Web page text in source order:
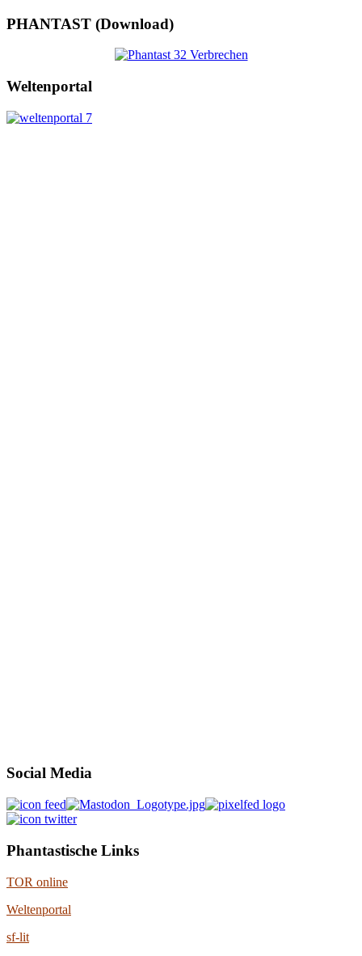
PHANTAST (Download)
Weltenportal
Social Media
Phantastische Links
TOR online
Weltenportal
sf-lit